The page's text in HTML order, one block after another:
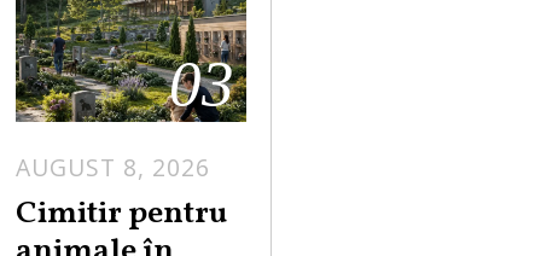
03
AUGUST 8, 2026
Cimitir pentru